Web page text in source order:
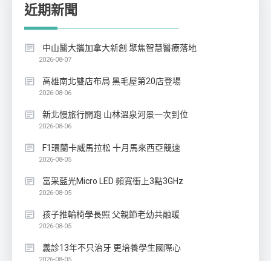
近期新聞
中山醫大攜加拿大新創 聚焦智慧醫療落地
2026-08-07
高雄南北雙店布局 黑毛屋第20店登場
2026-08-06
新北慢旅行開跑 山林溫泉河景一次到位
2026-08-06
F1環蘭卡威馬拉松 十月馬來西亞競速
2026-08-05
富采藍光Micro LED 頻寬衝上3點3GHz
2026-08-05
孩子推輪椅學長照 父親節老幼共融暖
2026-08-05
義診13年不只治牙 更培養學生國際心
2026-08-05